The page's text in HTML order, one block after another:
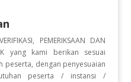
PEMERIKSAAN DAN
yang kami berikan sesuai
peserta, dengan penyesuaian
peserta / instansi /